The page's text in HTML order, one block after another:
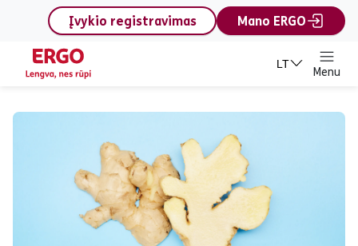
content
Įvykio registravimas
Mano ERGO
LT
Menu